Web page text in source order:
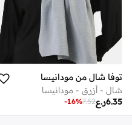
توفا شال من مودانيسا
شال - أزرق - مودانيسا
ر.ع6.35
7.52
-16%